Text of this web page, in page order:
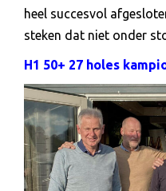
heel succesvol
steken dat niet onder
H1 50+ 27 holes